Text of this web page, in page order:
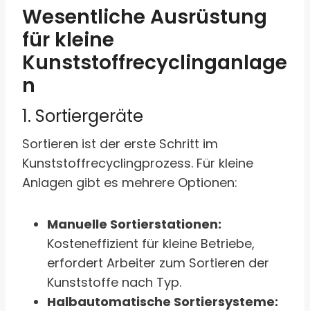
Wesentliche Ausrüstung
für kleine
Kunststoffrecyclinganlage
n
1. Sortiergeräte
Sortieren ist der erste Schritt im
Kunststoffrecyclingprozess. Für kleine
Anlagen gibt es mehrere Optionen:
Manuelle Sortierstationen:
Kosteneffizient für kleine Betriebe,
erfordert Arbeiter zum Sortieren der
Kunststoffe nach Typ.
Halbautomatische Sortiersysteme: